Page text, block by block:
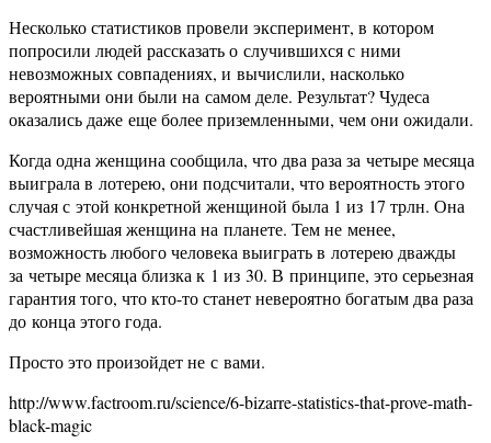
Несколько статистиков провели эксперимент, в котором
попросили людей рассказать о случившихся с ними
невозможных совпадениях, и вычислили, насколько
вероятными они были на самом деле. Результат? Чудеса
оказались даже еще более приземленными, чем они ожидали.
Когда одна женщина сообщила, что два раза за четыре месяца
выиграла в лотерею, они подсчитали, что вероятность этого
случая с этой конкретной женщиной была 1 из 17 трлн. Она
счастливейшая женщина на планете. Тем не менее,
возможность любого человека выиграть в лотерею дважды
за четыре месяца близка к 1 из 30. В принципе, это серьезная
гарантия того, что кто-то станет невероятно богатым два раза
до конца этого года.
Просто это произойдет не с вами.
http://www.factroom.ru/science/6-bizarre-statistics-that-prove-math-
black-magic